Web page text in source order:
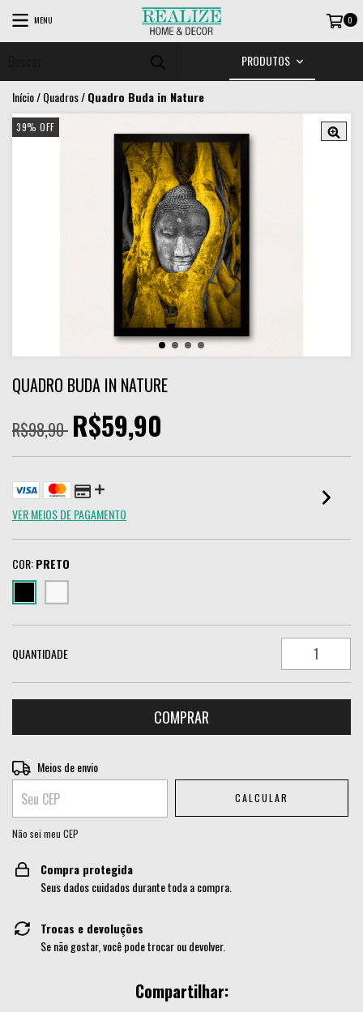
MENU 0
PRODUTOS
Início/Quadros/Quadro Buda in Nature
39% OFF
QUADRO BUDA IN NATURE
R$98,90 R$59,90
VER MEIOS DE PAGAMENTO
COR:PRETO
QUANTIDADE
Entregas para o CEP:
Meios de envio
CALCULAR
Não sei meu CEP
Compra protegida
Seus dados cuidados durante toda a compra.
Trocas e devoluções
Se não gostar, você pode trocar ou devolver.
Compartilhar: